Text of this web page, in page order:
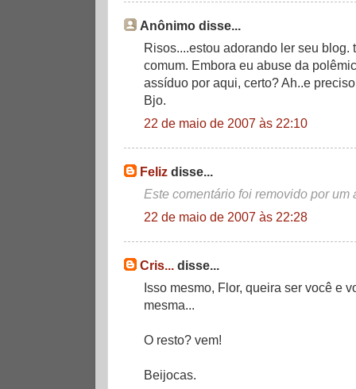
Anônimo disse...
Risos....estou adorando ler seu blog.
comum. Embora eu abuse da
assíduo por aqui, certo? Ah..e
Bjo.
22 de maio de 2007 às 22:10
Feliz disse...
Este comentário foi removido por um
22 de maio de 2007 às 22:28
Cris... disse...
Isso mesmo, Flor, queira ser você e
mesma...
O resto? vem!
Beijocas.